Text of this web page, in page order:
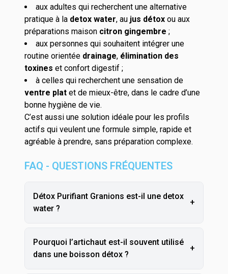
aux adultes qui recherchent une alternative
pratique à la detox water, au jus détox ou aux
préparations maison citron gingembre ;
aux personnes qui souhaitent intégrer une
routine orientée drainage, élimination des
toxines et confort digestif ;
à celles qui recherchent une sensation de
ventre plat et de mieux-être, dans le cadre d’une
bonne hygiène de vie.
C’est aussi une solution idéale pour les profils
actifs qui veulent une formule simple, rapide et
agréable à prendre, sans préparation complexe.
FAQ - QUESTIONS FRÉQUENTES
Détox Purifiant Granions est-il une detox
water ?
+
Pourquoi l’artichaut est-il souvent utilisé
dans une boisson détox ?
+